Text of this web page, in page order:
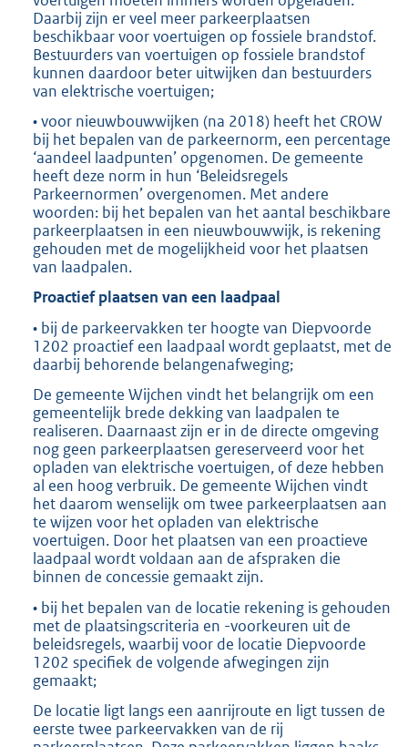
Daarbij zijn er veel meer parkeerplaatsen
beschikbaar voor voertuigen op fossiele brandstof.
Bestuurders van voertuigen op fossiele brandstof
kunnen daardoor beter uitwijken dan bestuurders
van elektrische voertuigen;
• voor nieuwbouwwijken (na 2018) heeft het CROW
bij het bepalen van de parkeernorm, een percentage
‘aandeel laadpunten’ opgenomen. De gemeente
heeft deze norm in hun ‘Beleidsregels
Parkeernormen’ overgenomen. Met andere
woorden: bij het bepalen van het aantal beschikbare
parkeerplaatsen in een nieuwbouwwijk, is rekening
gehouden met de mogelijkheid voor het plaatsen
van laadpalen.
Proactief plaatsen van een laadpaal
• bij de parkeervakken ter hoogte van Diepvoorde
1202 proactief een laadpaal wordt geplaatst, met de
daarbij behorende belangenafweging;
De gemeente Wijchen vindt het belangrijk om een
gemeentelijk brede dekking van laadpalen te
realiseren. Daarnaast zijn er in de directe omgeving
nog geen parkeerplaatsen gereserveerd voor het
opladen van elektrische voertuigen, of deze hebben
al een hoog verbruik. De gemeente Wijchen vindt
het daarom wenselijk om twee parkeerplaatsen aan
te wijzen voor het opladen van elektrische
voertuigen. Door het plaatsen van een proactieve
laadpaal wordt voldaan aan de afspraken die
binnen de concessie gemaakt zijn.
• bij het bepalen van de locatie rekening is gehouden
met de plaatsingscriteria en -voorkeuren uit de
beleidsregels, waarbij voor de locatie Diepvoorde
1202 specifiek de volgende afwegingen zijn
gemaakt;
De locatie ligt langs een aanrijroute en ligt tussen de
eerste twee parkeervakken van de rij